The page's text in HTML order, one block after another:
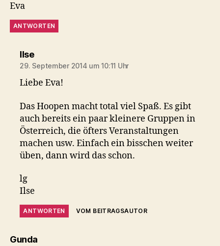
Eva
ANTWORTEN
Ilsesagt:
29. September 2014 um 10:11 Uhr
Liebe Eva!
Das Hoopen macht total viel Spaß. Es gibt
auch bereits ein paar kleinere Gruppen in
Österreich, die öfters Veranstaltungen
machen usw. Einfach ein bisschen weiter
üben, dann wird das schon.
lg
Ilse
ANTWORTEN VOM BEITRAGSAUTOR
Gundasagt: